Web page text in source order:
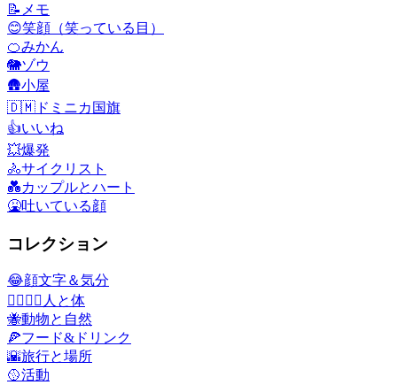
📝 メモ
😊笑顔（笑っている目）
🍊みかん
🐘ゾウ
🛖小屋
🇩🇲 ドミニカ国旗
👍いいね
💥爆発
🚴サイクリスト
💑カップルとハート
🤮吐いている顔
コレクション
😂顔文字＆気分
👩‍❤️‍💋‍👨 人と体
🐝動物と自然
🍕フード&ドリンク
🌇旅行と場所
🥎活動